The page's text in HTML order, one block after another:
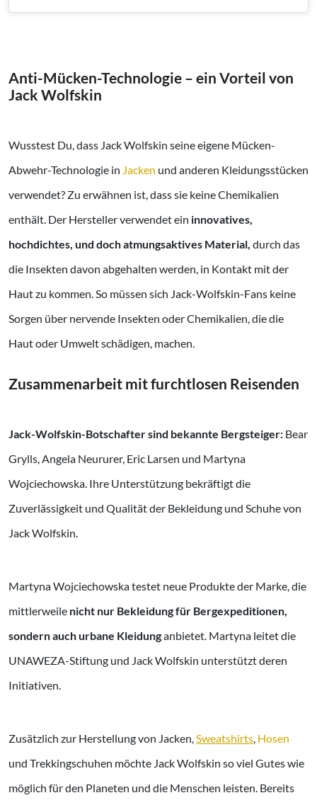
Anti-Mücken-Technologie – ein Vorteil von
Jack Wolfskin
Wusstest Du, dass Jack Wolfskin seine eigene Mücken-
Abwehr-Technologie in Jacken und anderen Kleidungsstücken
verwendet? Zu erwähnen ist, dass sie keine Chemikalien
enthält. Der Hersteller verwendet ein innovatives,
hochdichtes, und doch atmungsaktives Material, durch das
die Insekten davon abgehalten werden, in Kontakt mit der
Haut zu kommen. So müssen sich Jack-Wolfskin-Fans keine
Sorgen über nervende Insekten oder Chemikalien, die die
Haut oder Umwelt schädigen, machen.
Zusammenarbeit mit furchtlosen Reisenden
Jack-Wolfskin-Botschafter sind bekannte Bergsteiger: Bear
Grylls, Angela Neururer, Eric Larsen und Martyna
Wojciechowska. Ihre Unterstützung bekräftigt die
Zuverlässigkeit und Qualität der Bekleidung und Schuhe von
Jack Wolfskin.
Martyna Wojciechowska testet neue Produkte der Marke, die
mittlerweile nicht nur Bekleidung für Bergexpeditionen,
sondern auch urbane Kleidunganbietet. Martyna leitet die
UNAWEZA-Stiftung und Jack Wolfskin unterstützt deren
Initiativen.
Zusätzlich zur Herstellung von Jacken,Sweatshirts, Hosen
und Trekkingschuhen möchte Jack Wolfskin so viel Gutes wie
möglich für den Planeten und die Menschen leisten. Bereits